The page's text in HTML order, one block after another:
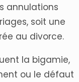
annulations
soit une
au divorce.
la bigamie,
ou le défaut